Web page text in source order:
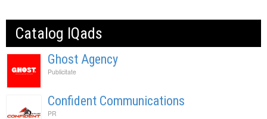
Catalog IQads
Ghost Agency
Publicitate
Confident Communications
PR